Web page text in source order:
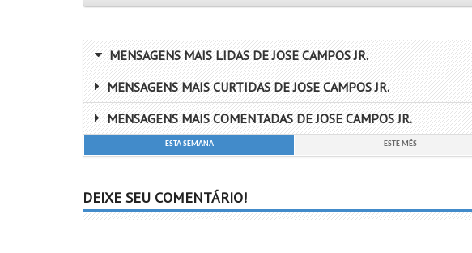
MENSAGENS MAIS LIDAS DE JOSE CAMPOS JR.
MENSAGENS MAIS CURTIDAS DE JOSE CAMPOS JR.
MENSAGENS MAIS COMENTADAS DE JOSE CAMPOS JR.
ESTA SEMANA ESTE MÊS
DEIXE SEU COMENTÁRIO!